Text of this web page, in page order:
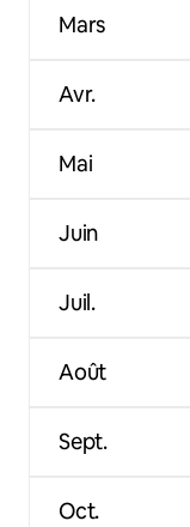
Mars
Avr.
Mai
Juin
Juil.
Août
Sept.
Oct.